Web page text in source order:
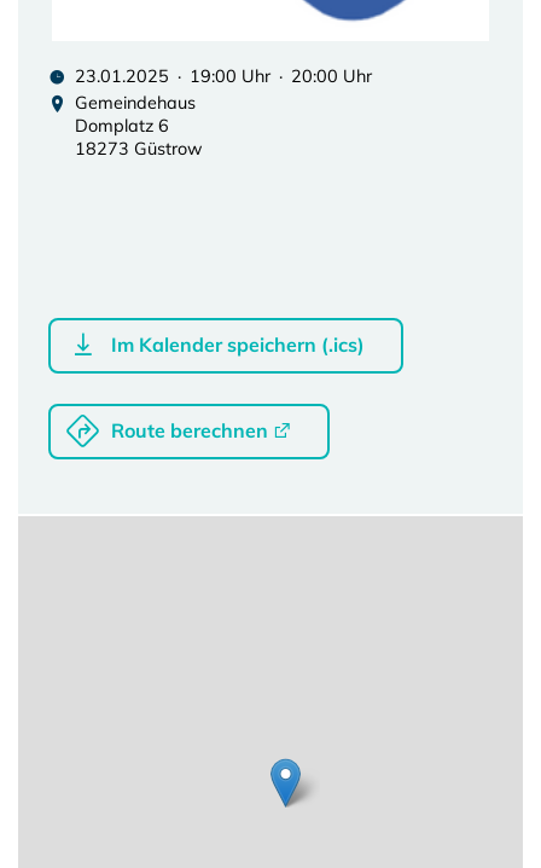
23.01.2025 · 19:00 Uhr · 20:00 Uhr
Gemeindehaus
Domplatz 6
18273 Güstrow
Im Kalender speichern (.ics)
Route berechnen